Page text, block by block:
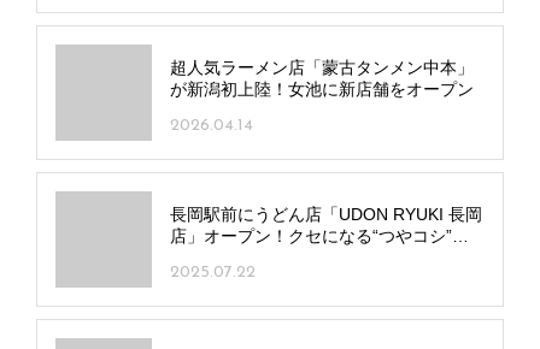
超人気ラーメン店「蒙古タンメン中本」
が新潟初上陸！女池に新店舗をオープン
2026.04.14
長岡駅前にうどん店「UDON RYUKI 長岡
店」オープン！クセになる“つやコシ”う
2025.07.22